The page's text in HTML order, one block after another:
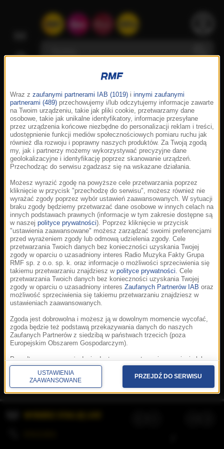
Korzystanie z portalu oznacza akceptację
Prywatność.Aplikacje.© 2026 Radio Muzyka
Fakty Grupa RMF sp. z o.o. sp. k.
Wraz z zaufanymi partnerami IAB (1019) i innymi zaufanymi
partnerami (489) przechowujemy i/lub odczytujemy informacje zawarte
na Twoim urządzeniu, takie jak pliki cookie, przetwarzamy dane
osobowe, takie jak unikalne identyfikatory, informacje przesyłane
przez urządzenia końcowe niezbędne do personalizacji reklam i treści,
udostępnienie funkcji mediów społecznościowych pomiaru ruchu jak
również dla rozwoju i poprawny naszych produktów. Za Twoją zgodą
my, jak i partnerzy możemy wykorzystywać precyzyjne dane
geolokalizacyjne i identyfikację poprzez skanowanie urządzeń.
Przechodząc do serwisu zgadzasz się na wskazane działania.
Możesz wyrazić zgodę na powyższe cele przetwarzania poprzez
kliknięcie w przycisk "przechodzę do serwisu", możesz również nie
wyrażać zgody poprzez wybór ustawień zaawansowanych. W sytuacji
braku zgody będziemy przetwarzać dane osobowe w innych celach na
innych podstawach prawnych (informacje w tym zakresie dostępne są
w naszej polityce prywatności). Poprzez kliknięcie w przycisk
"ustawienia zaawansowane" możesz zarządzać swoimi preferencjami
przed wyrażeniem zgody lub odmową udzielenia zgody. Cele
przetwarzania Twoich danych bez konieczności uzyskania Twojej
zgody w oparciu o uzasadniony interes Radio Muzyka Fakty Grupa
RMF sp. z o.o. sp. k. oraz informacje o możliwości sprzeciwienia się
takiemu przetwarzaniu znajdziesz w polityce prywatności. Cele
przetwarzania Twoich danych bez konieczności uzyskania Twojej
zgody w oparciu o uzasadniony interes Zaufanych Partnerów IAB oraz
możliwość sprzeciwienia się takiemu przetwarzaniu znajdziesz w
ustawieniach zaawansowanych.
Zgoda jest dobrowolna i możesz ją w dowolnym momencie wycofać,
zgoda będzie też podstawą przekazywania danych do naszych
Zaufanych Partnerów z siedzibą w państwach trzecich (poza
Europejskim Obszarem Gospodarczym).
Ponadto masz prawo żądania dostępu, sprostowania, usunięcia lub
ograniczenia przetwarzania danych, a także złożenia skargi do
Prezesa Urzędu Ochrony Danych Osobowych. W polityce prywatności
znajdziesz informacje jak wykonać swoje prawa. Szczegółowe
informacje na temat przetwarzania Twoich danych znajdują się w
USTAWIENIA
ZAAWANSOWANE
PRZEJDŹ DO SERWISU